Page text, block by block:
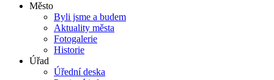
Město
Byli jsme a budem
Aktuality města
Fotogalerie
Historie
Úřad
Úřední deska